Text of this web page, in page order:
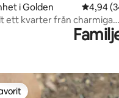
i Golden 4,94 av
4,94
ett kvarter från charmiga